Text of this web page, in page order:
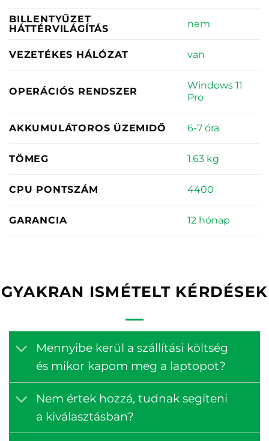
BILLENTYŰZET
HÁTTÉRVILÁGÍTÁS
nem
VEZETÉKES HÁLÓZAT van
OPERÁCIÓS RENDSZER
Windows 11
Pro
AKKUMULÁTOROS ÜZEMIDŐ 6-7 óra
TÖMEG 1.63 kg
CPU PONTSZÁM 4400
GARANCIA 12 hónap
GYAKRAN ISMÉTELT KÉRDÉSEK
Mennyibe kerül a szállítási költség
és mikor kapom meg a laptopot?
Nem értek hozzá, tudnak segíteni
a kiválasztásban?